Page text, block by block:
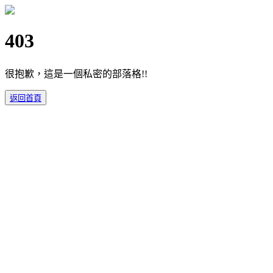
403
很抱歉，這是一個私密的部落格!!
返回首頁